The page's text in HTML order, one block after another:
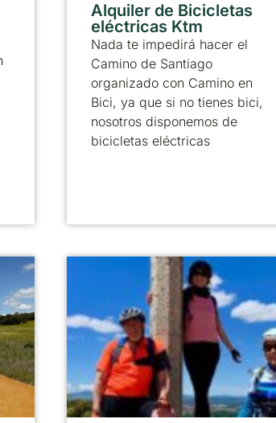
Alquiler de Bicicletas
eléctricas Ktm
Nada te impedirá hacer el
Camino de Santiago
organizado con Camino en
Bici, ya que si no tienes bici,
nosotros disponemos de
bicicletas eléctricas